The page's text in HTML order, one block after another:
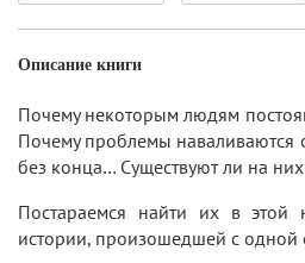
Описание книги
Почему некоторым людям
Почему проблемы наваливаются
без конца… Существуют ли на
Постараемся найти их в
истории, произошедшей с